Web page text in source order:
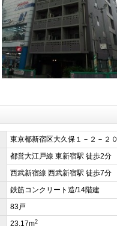
東京都新宿区大久保１－２－２０
都営大江戸線 東新宿駅 徒歩2分
西武新宿線 西武新宿駅 徒歩7分
鉄筋コンクリート造/14階建
83戸
23.17m2